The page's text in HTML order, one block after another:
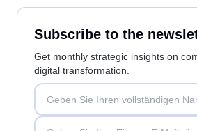
Energie und öffentliche
Finanzdienstleistungen
Fertigung
Ingenieur- und Bauwesen
Konsumgüter
Lebensmittel und Getränke
Luft- und Raumfahrt und Verteidigung
Protocol
Request
Requirement
Subscribe to the
Get monthly strategic insights on
digital transformation.